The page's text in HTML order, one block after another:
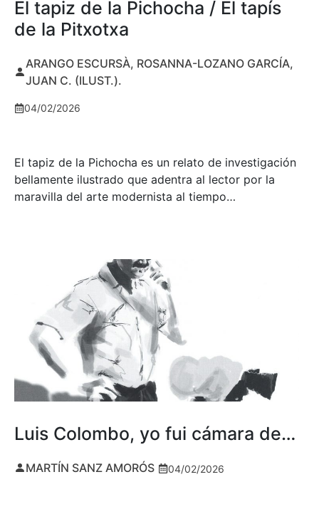
El tapiz de la Pichocha / El tapís
de la Pitxotxa
ARANGO ESCURSÀ, ROSANNA-LOZANO GARCÍA,
JUAN C. (ILUST.).
04/02/2026
El tapiz de la Pichocha es un relato de investigación
bellamente ilustrado que adentra al lector por la
maravilla del arte modernista al tiempo…
Luis Colombo, yo fui cámara de…
MARTÍN SANZ AMORÓS 04/02/2026